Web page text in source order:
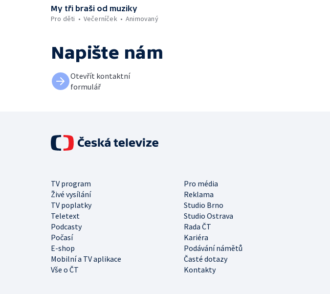
My tři braši od muziky
Pro děti
Večerníček Animovaný
Napište nám
Otevřít kontaktní
formulář
TV program
Pro média
Živé vysílání
Reklama
TV poplatky
Studio Brno
Teletext
Studio Ostrava
Podcasty
Rada ČT
Počasí
Kariéra
E-shop
Podávání námětů
Mobilní a TV aplikace
Časté dotazy
Vše o ČT
Kontakty